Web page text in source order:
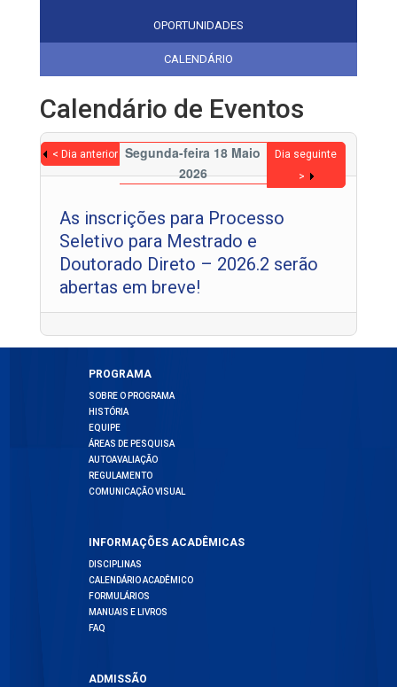
OPORTUNIDADES
CALENDÁRIO
Calendário de Eventos
< Dia anterior
Segunda-feira 18 Maio
2026
Dia seguinte
>
As inscrições para Processo
Seletivo para Mestrado e
Doutorado Direto – 2026.2 serão
abertas em breve!
PROGRAMA
SOBRE O PROGRAMA
HISTÓRIA
EQUIPE
ÁREAS DE PESQUISA
AUTOAVALIAÇÃO
REGULAMENTO
COMUNICAÇÃO VISUAL
INFORMAÇÕES ACADÊMICAS
DISCIPLINAS
CALENDÁRIO ACADÊMICO
FORMULÁRIOS
MANUAIS E LIVROS
FAQ
ADMISSÃO